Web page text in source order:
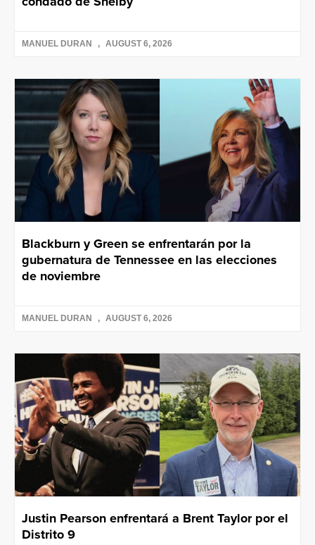
MANUEL DURAN AUGUST 6, 2026
Blackburn y Green se enfrentarán por la
gubernatura de Tennessee en las elecciones
de noviembre
MANUEL DURAN AUGUST 6, 2026
Justin Pearson enfrentará a Brent Taylor por el
Distrito 9